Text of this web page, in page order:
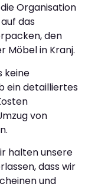
Organisation
das
den
Möbel in Kranj.
keine
ein detailliertes
von
halten unsere
dass wir
und